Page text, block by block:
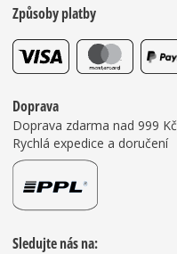
Způsoby platby
Doprava
Doprava zdarma nad 999 Kč
Rychlá expedice a doručení
Sledujte nás na: